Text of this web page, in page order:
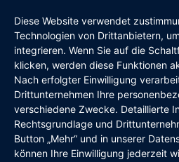
Diese Website verwendet
Technologien von Drittanbietern,
integrieren. Wenn Sie auf die
klicken, werden diese Funktionen
Nach erfolgter Einwilligung
Drittunternehmen Ihre
verschiedene Zwecke. Detaillierte
Rechtsgrundlage und
Button „Mehr“ und in unserer
können Ihre Einwilligung jederzeit